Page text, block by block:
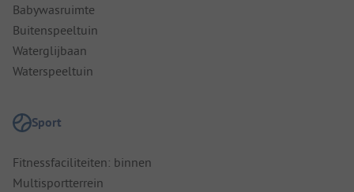
Babywasruimte
Buitenspeeltuin
Waterglijbaan
Waterspeeltuin
Sport
Fitnessfaciliteiten: binnen
Multisportterrein